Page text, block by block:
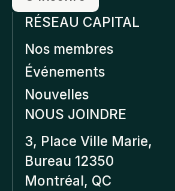
RÉSEAU CAPITAL
Nos membres
Événements
Nouvelles
NOUS JOINDRE
3, Place Ville Marie,
Bureau 12350
Montréal, QC